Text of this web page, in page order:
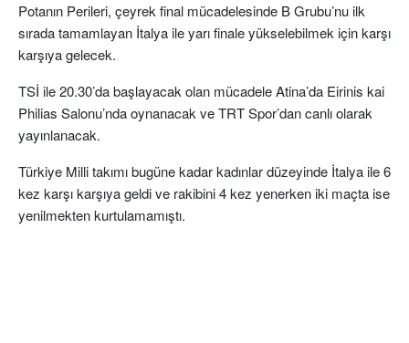
Potanın Perileri, çeyrek final mücadelesinde B Grubu’nu ilk
sırada tamamlayan İtalya ile yarı finale yükselebilmek için karşı
karşıya gelecek.
TSİ ile 20.30’da başlayacak olan mücadele Atina’da Eirinis kai
Philias Salonu’nda oynanacak ve TRT Spor’dan canlı olarak
yayınlanacak.
Türkiye Milli takımı bugüne kadar kadınlar düzeyinde İtalya ile 6
kez karşı karşıya geldi ve rakibini 4 kez yenerken iki maçta ise
yenilmekten kurtulamamıştı.